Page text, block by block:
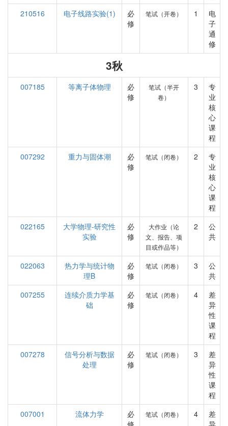
210516
电子线路实验(1)
必
修
笔试（开卷） 1
电
子
通
修
3秋
007185 等离子体物理
必
修
笔试（半开
卷）
3
专
业
核
心
课
程
007292
重力与固体潮
必
修
笔试（闭卷） 2
专
业
核
心
课
程
022165
大学物理-研究性
实验
必
修
大作业（论
文、报告、项
目或作品等）
2
公
共
022063
热力学与统计物
理B
必
修
笔试（闭卷） 3
公
共
007255
连续介质力学基
础
必
修
笔试（闭卷） 4
差
异
性
课
程
007278
信号分析与数据
处理
必
修
笔试（闭卷） 3
差
异
性
课
程
007001
流体力学
必
修
笔试（闭卷） 4
差
异